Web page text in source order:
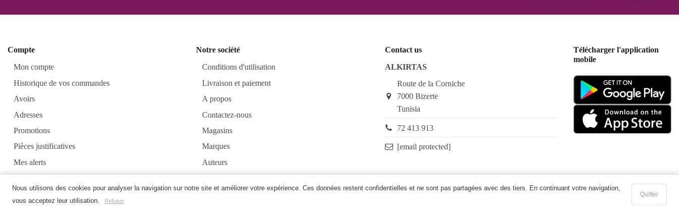
Nous utilisons des cookies pour analyser la navigation sur notre site et améliorer votre expérience. Ces données restent confidentielles et ne sont pas partagées avec des tiers. En continuant votre navigation,
vous acceptez leur utilisation.
Refuser
Quitter
Compte
Mon compte
Historique de vos commandes
Avoirs
Adresses
Promotions
Pièces justificatives
Mes alerts
Notre société
Conditions d'utilisation
Livraison et paiement
A propos
Contactez-nous
Magasins
Marques
Auteurs
Contact us
ALKIRTAS
Route de la Corniche
7000 Bizerte
Tunisia
72 413 913
[email protected]
Télécharger l'application
mobile